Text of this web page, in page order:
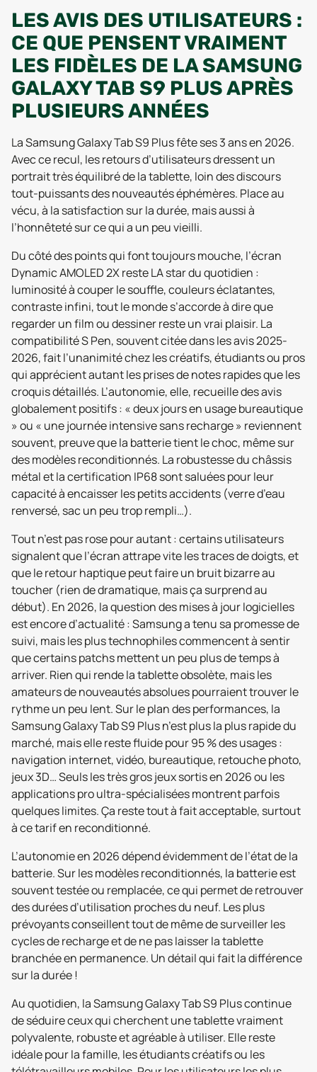
LES AVIS DES UTILISATEURS :
CE QUE PENSENT VRAIMENT
LES FIDÈLES DE LA SAMSUNG
GALAXY TAB S9 PLUS APRÈS
PLUSIEURS ANNÉES
La Samsung Galaxy Tab S9 Plus fête ses 3 ans en 2026.
Avec ce recul, les retours d’utilisateurs dressent un
portrait très équilibré de la tablette, loin des discours
tout-puissants des nouveautés éphémères. Place au
vécu, à la satisfaction sur la durée, mais aussi à
l’honnêteté sur ce qui a un peu vieilli.
Du côté des points qui font toujours mouche, l’écran
Dynamic AMOLED 2X reste LA star du quotidien :
luminosité à couper le souffle, couleurs éclatantes,
contraste infini, tout le monde s’accorde à dire que
regarder un film ou dessiner reste un vrai plaisir. La
compatibilité S Pen, souvent citée dans les avis 2025-
2026, fait l’unanimité chez les créatifs, étudiants ou pros
qui apprécient autant les prises de notes rapides que les
croquis détaillés. L’autonomie, elle, recueille des avis
globalement positifs : « deux jours en usage bureautique
» ou « une journée intensive sans recharge » reviennent
souvent, preuve que la batterie tient le choc, même sur
des modèles reconditionnés. La robustesse du châssis
métal et la certification IP68 sont saluées pour leur
capacité à encaisser les petits accidents (verre d’eau
renversé, sac un peu trop rempli…).
Tout n’est pas rose pour autant : certains utilisateurs
signalent que l’écran attrape vite les traces de doigts, et
que le retour haptique peut faire un bruit bizarre au
toucher (rien de dramatique, mais ça surprend au
début). En 2026, la question des mises à jour logicielles
est encore d’actualité : Samsung a tenu sa promesse de
suivi, mais les plus technophiles commencent à sentir
que certains patchs mettent un peu plus de temps à
arriver. Rien qui rende la tablette obsolète, mais les
amateurs de nouveautés absolues pourraient trouver le
rythme un peu lent. Sur le plan des performances, la
Samsung Galaxy Tab S9 Plus n’est plus la plus rapide du
marché, mais elle reste fluide pour 95 % des usages :
navigation internet, vidéo, bureautique, retouche photo,
jeux 3D… Seuls les très gros jeux sortis en 2026 ou les
applications pro ultra-spécialisées montrent parfois
quelques limites. Ça reste tout à fait acceptable, surtout
à ce tarif en reconditionné.
L’autonomie en 2026 dépend évidemment de l’état de la
batterie. Sur les modèles reconditionnés, la batterie est
souvent testée ou remplacée, ce qui permet de retrouver
des durées d’utilisation proches du neuf. Les plus
prévoyants conseillent tout de même de surveiller les
cycles de recharge et de ne pas laisser la tablette
branchée en permanence. Un détail qui fait la différence
sur la durée !
Au quotidien, la Samsung Galaxy Tab S9 Plus continue
de séduire ceux qui cherchent une tablette vraiment
polyvalente, robuste et agréable à utiliser. Elle reste
idéale pour la famille, les étudiants créatifs ou les